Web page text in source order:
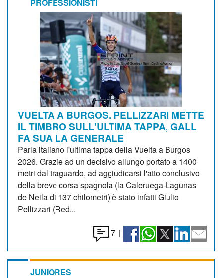
PROFESSIONISTI
VUELTA A BURGOS. PELLIZZARI METTE
IL TIMBRO SULL'ULTIMA TAPPA, GALL
FA SUA LA GENERALE
Parla italiano l'ultima tappa della Vuelta a Burgos
2026. Grazie ad un decisivo allungo portato a 1400
metri dal traguardo, ad aggiudicarsi l'atto conclusivo
della breve corsa spagnola (la Caleruega-Lagunas
de Neila di 137 chilometri) è stato infatti Giulio
Pellizzari (Red...
7 |
JUNIORES